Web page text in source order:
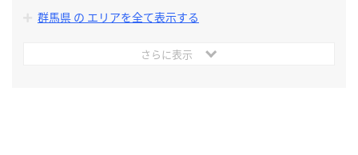
群馬県 の エリアを全て表示する
さらに表示